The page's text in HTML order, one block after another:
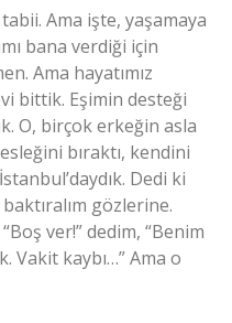
Ama işte, yaşamaya
bana verdiği için
Ama hayatımız
bittik. Eşimin desteği
O, birçok erkeğin asla
bıraktı, kendini
Dedi ki
gözlerine.
ver!” dedim, “Benim
Vakit kaybı…” Ama o